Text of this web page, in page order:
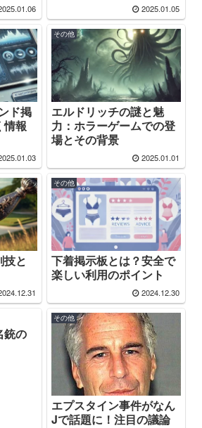
2025.01.05
ド掲
情報
その他
エルドリッチの謎と魅
力：ホラーゲームでの登
場とその背景
2025.01.01
技と
その他
下着掲示板とは？安全で
楽しい利用のポイント
2024.12.30
銃の
その他
エプスタイン事件がなん
Jで話題に！注目の議論